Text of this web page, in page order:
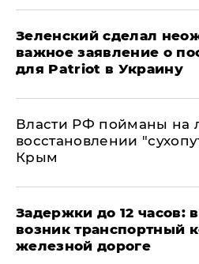
Зеленский сделал
важное заявление о
для Patriot в Украину
Власти РФ пойманы на
восстановлении
Крым
Задержки до 12 часов:
возник транспортный
железной дороге